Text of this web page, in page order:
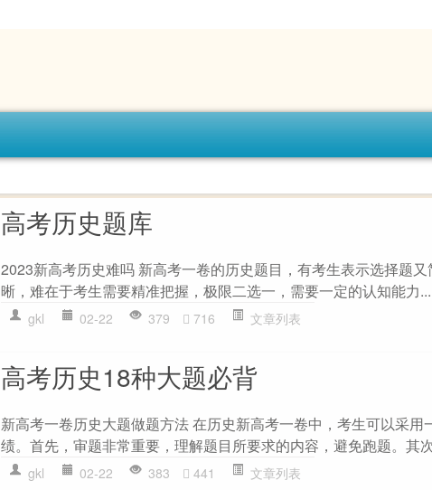
高考历史题库
2023新高考历史难吗 新高考一卷的历史题目，有考生表示选择题
晰，难在于考生需要精准把握，极限二选一，需要一定的认知能力...
gkl 02-22 379 716 文章列表
高考历史18种大题必背
新高考一卷历史大题做题方法 在历史新高考一卷中，考生可以采
绩。首先，审题非常重要，理解题目所要求的内容，避免跑题。其
gkl 02-22 383 441 文章列表